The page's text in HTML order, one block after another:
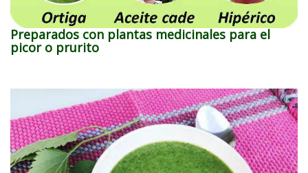
Preparados con plantas medicinales para el
picor o prurito